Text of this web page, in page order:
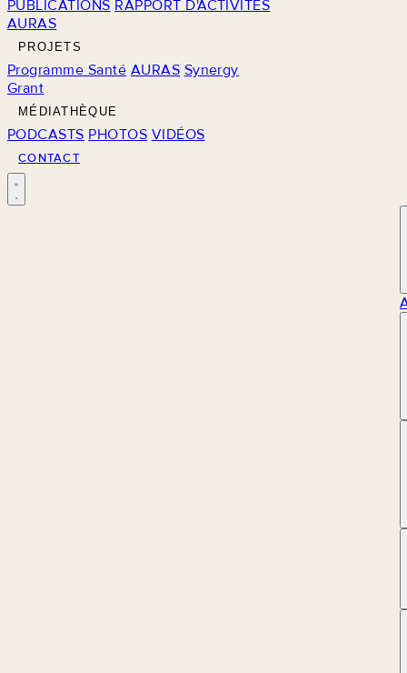
PUBLICATIONS RAPPORT D'ACTIVITÉS
AURAS
PROJETS
Programme Santé AURAS Synergy
Grant
MÉDIATHÈQUE
PODCASTS PHOTOS VIDÉOS
CONTACT